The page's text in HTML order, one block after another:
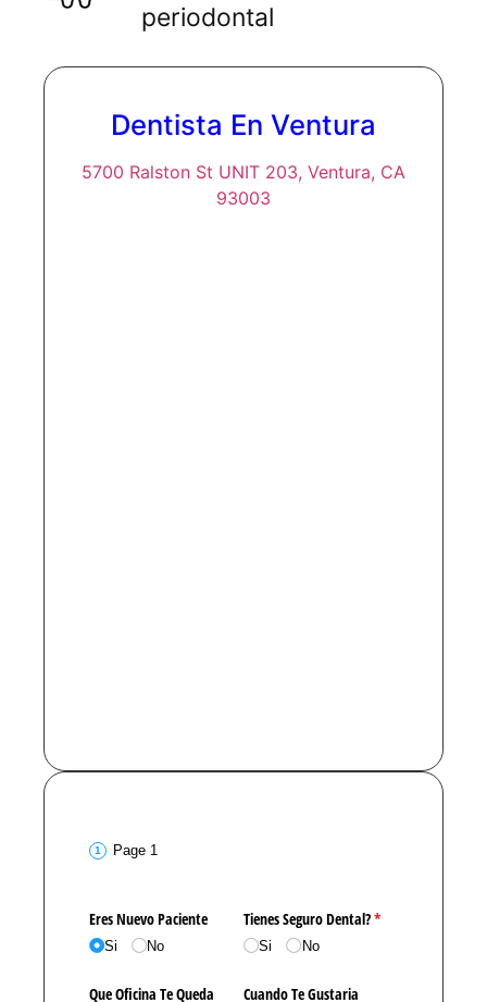
periodontal
Dentista En Ventura
5700 Ralston St UNIT 203, Ventura, CA
93003